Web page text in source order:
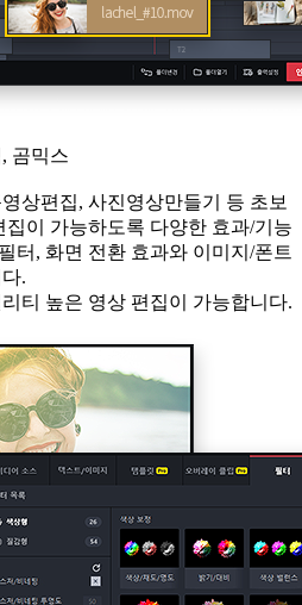
곰믹스
상편집, 사진영상만들기 등 초보
이 가능하도록 다양한 효과/기능
터, 화면 전환 효과와 이미지/폰트
.
티 높은 영상 편집이 가능합니다.